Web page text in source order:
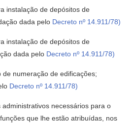
instalação de depósitos de
dada pelo Decreto nº 14.911/78)
instalação de depósitos de
dada pelo Decreto nº 14.911/78)
de numeração de edificações;
Decreto nº 14.911/78)
administrativos necessários para o
que lhe estão atribuídas, nos